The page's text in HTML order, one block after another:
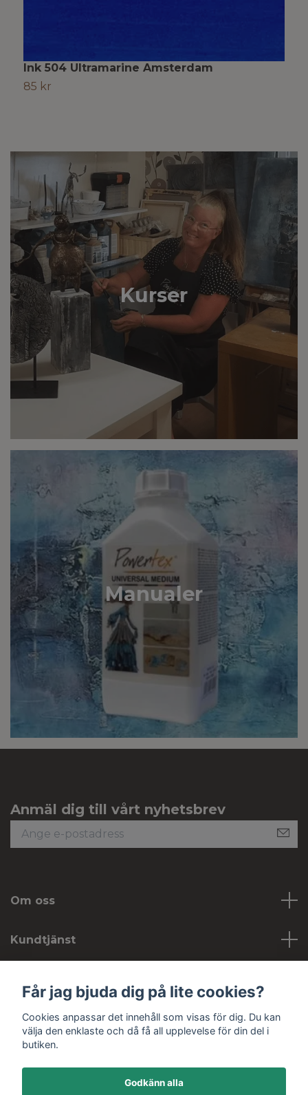
Kurser
Manualer
Ink 504 Ultramarine Amsterdam
85 kr
Anmäl dig till vårt nyhetsbrev
Om oss
Kundtjänst
Sociala medier
Får jag bjuda dig på lite cookies?
Cookies anpassar det innehåll som visas för dig. Du kan
välja den enklaste och då få all upplevelse för din del i
butiken.
Godkänn alla